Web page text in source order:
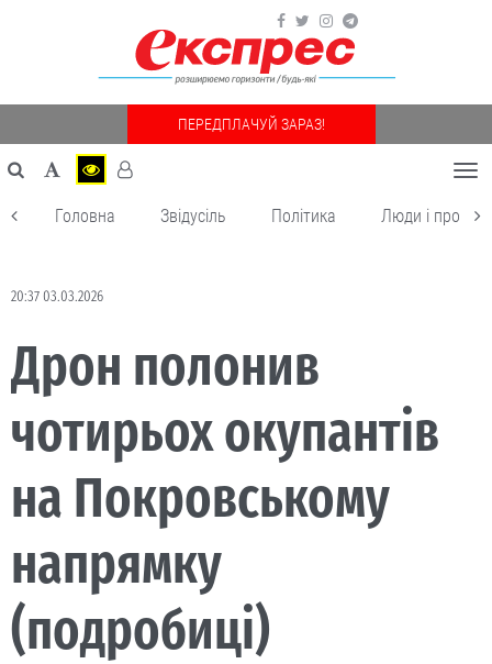
ПЕРЕДПЛАЧУЙ ЗАРАЗ!
Головна Звідусіль Політика Люди і
20:37 03.03.2026
Дрон полонив
чотирьох окупантів
на Покровському
напрямку
(подробиці)